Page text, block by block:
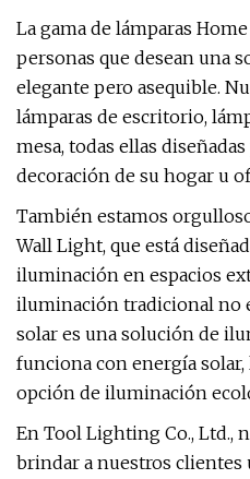
La gama de lámparas
personas que desean una
elegante pero asequible.
lámparas de escritorio,
mesa, todas ellas
decoración de su hogar u
También estamos
Wall Light, que está
iluminación en espacios
iluminación tradicional no
solar es una solución de
funciona con energía
opción de iluminación
En Tool Lighting Co., Ltd.,
brindar a nuestros clientes